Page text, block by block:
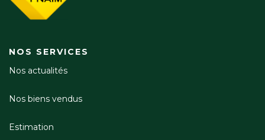
NOS SERVICES
Nos actualités
Nos biens vendus
Estimation